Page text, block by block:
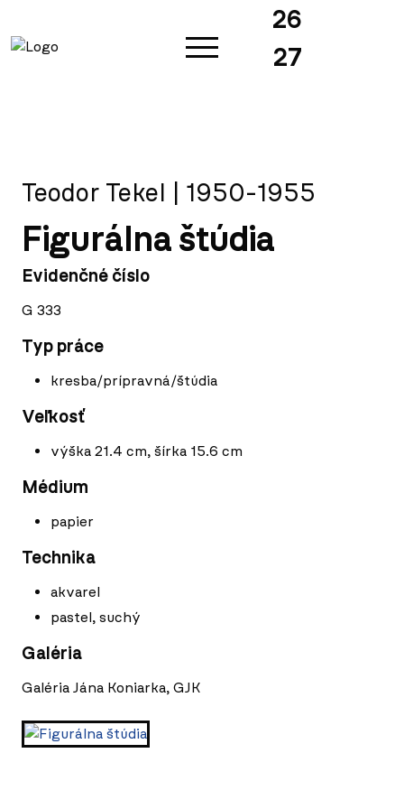
26
27
Teodor Tekel | 1950-1955
Figurálna štúdia
Evidenčné číslo
G 333
Typ práce
kresba/prípravná/štúdia
Veľkosť
výška 21.4 cm, šírka 15.6 cm
Médium
papier
Technika
akvarel
pastel, suchý
Galéria
Galéria Jána Koniarka, GJK